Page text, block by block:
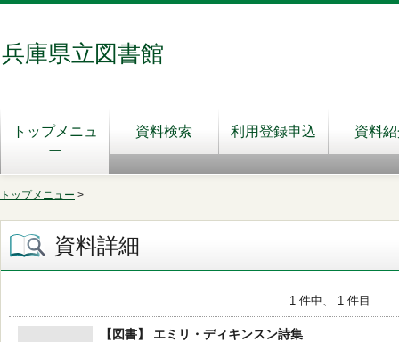
兵庫県立図書館
トップメニュ
ー
資料検索 利用登録申込 資料
トップメニュー >
資料詳細
1 件中、 1 件目
【図書】 エミリ・ディキンスン詩集